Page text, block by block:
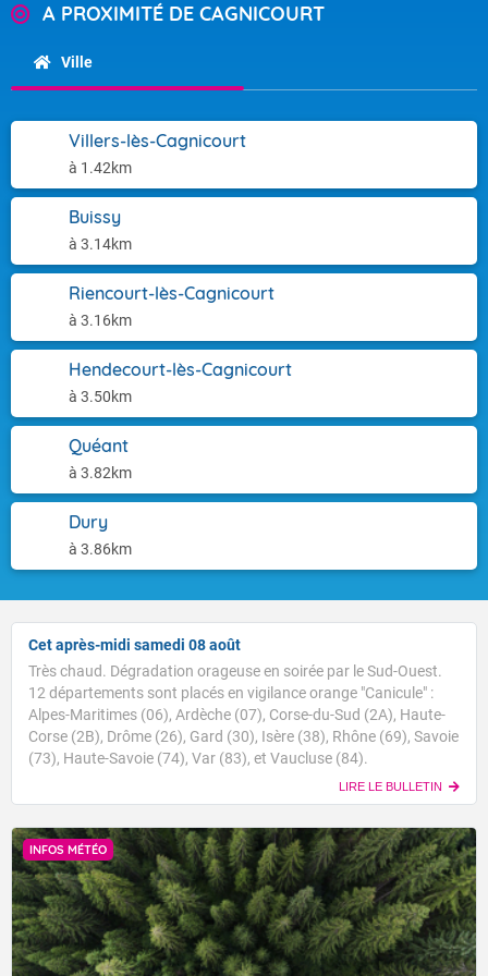
A PROXIMITÉ DE CAGNICOURT
Ville
Villers-lès-Cagnicourt
à 1.42km
Buissy
à 3.14km
Riencourt-lès-Cagnicourt
à 3.16km
Hendecourt-lès-Cagnicourt
à 3.50km
Quéant
à 3.82km
Dury
à 3.86km
Cet après-midi samedi 08 août
Très chaud. Dégradation orageuse en soirée par le Sud-Ouest.
12 départements sont placés en vigilance orange "Canicule" :
Alpes-Maritimes (06), Ardèche (07), Corse-du-Sud (2A), Haute-
Corse (2B), Drôme (26), Gard (30), Isère (38), Rhône (69), Savoie
(73), Haute-Savoie (74), Var (83), et Vaucluse (84).
LIRE LE BULLETIN
INFOS MÉTÉO